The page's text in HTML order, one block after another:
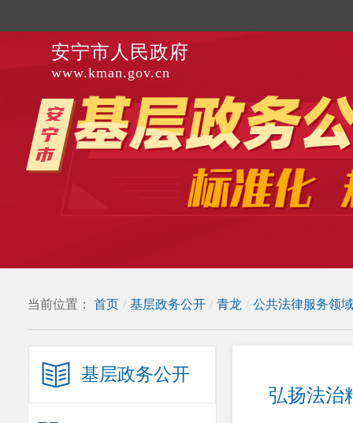
安宁市人民政府
www.kman.gov.cn
当前位置： 首页 / 基层政务公开 / 青龙 / 公共法律服务领域
基层政务公开
弘扬法治